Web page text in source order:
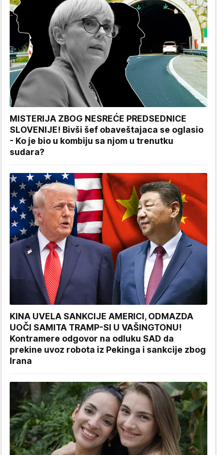
MISTERIJA ZBOG NESREĆE PREDSEDNICE
SLOVENIJE! Bivši šef obaveštajaca se oglasio
- Ko je bio u kombiju sa njom u trenutku
sudara?
KINA UVELA SANKCIJE AMERICI, ODMAZDA
UOČI SAMITA TRAMP-SI U VAŠINGTONU!
Kontramere odgovor na odluku SAD da
prekine uvoz robota iz Pekinga i sankcije zbog
Irana